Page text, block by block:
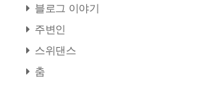
블로그 이야기
주변인
스위댄스
춤